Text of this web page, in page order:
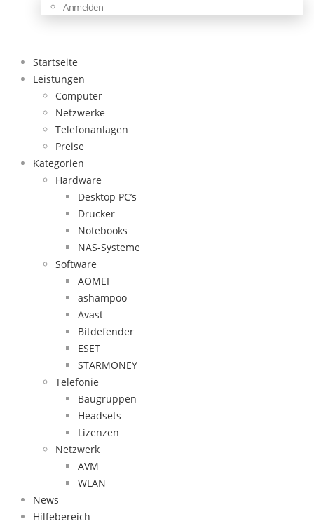
Anmelden
Startseite
Leistungen
Computer
Netzwerke
Telefonanlagen
Preise
Kategorien
Hardware
Desktop PC’s
Drucker
Notebooks
NAS-Systeme
Software
AOMEI
ashampoo
Avast
Bitdefender
ESET
STARMONEY
Telefonie
Baugruppen
Headsets
Lizenzen
Netzwerk
AVM
WLAN
News
Hilfebereich